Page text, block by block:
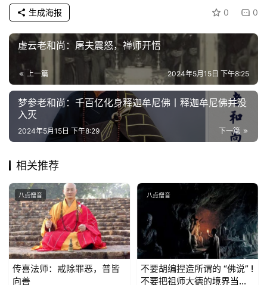
0 0
生成海报
虚云老和尚：屠夫震怒，禅师开悟
上一篇 2024年5月15日 下午8:25
梦参老和尚：千百亿化身释迦牟尼佛丨释迦牟尼佛并没
入灭
下一篇
2024年5月15日 下午8:29
相关推荐
八点僧音
传喜法师：戒除罪恶，普皆
向善
八点僧音
不要胡编捏造所谓的 “佛说” !
不要把祖师大德的境界当成